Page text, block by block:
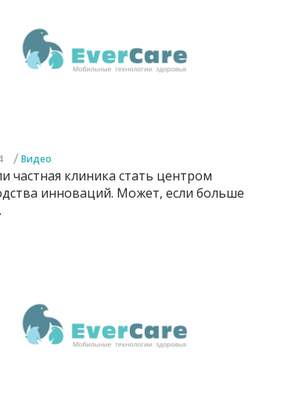
/ Видео
частная клиника стать центром
инноваций. Может, если больше